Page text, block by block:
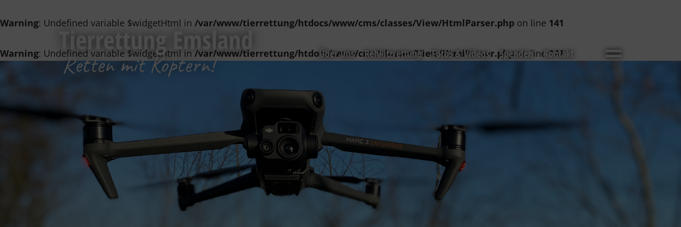
Warning: Undefined variable $widgetHtml in /var/www/tierrettung/htdocs/www/cms/classes/View/HtmlParser.php on line 141
Warning: Undefined variable $widgetHtml in /var/www/tierrettung/htdocs/www/cms/classes/View/HtmlParser.phpon line141
Über uns Rehkitzrettung Fotos & Videos Spenden Kontakt